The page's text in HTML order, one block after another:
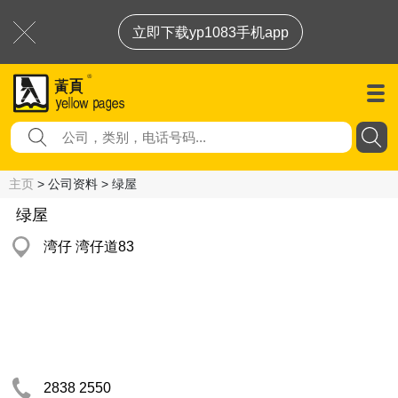
立即下载yp1083手机app
主页 > 公司资料 > 绿屋
绿屋
湾仔 湾仔道83
2838 2550